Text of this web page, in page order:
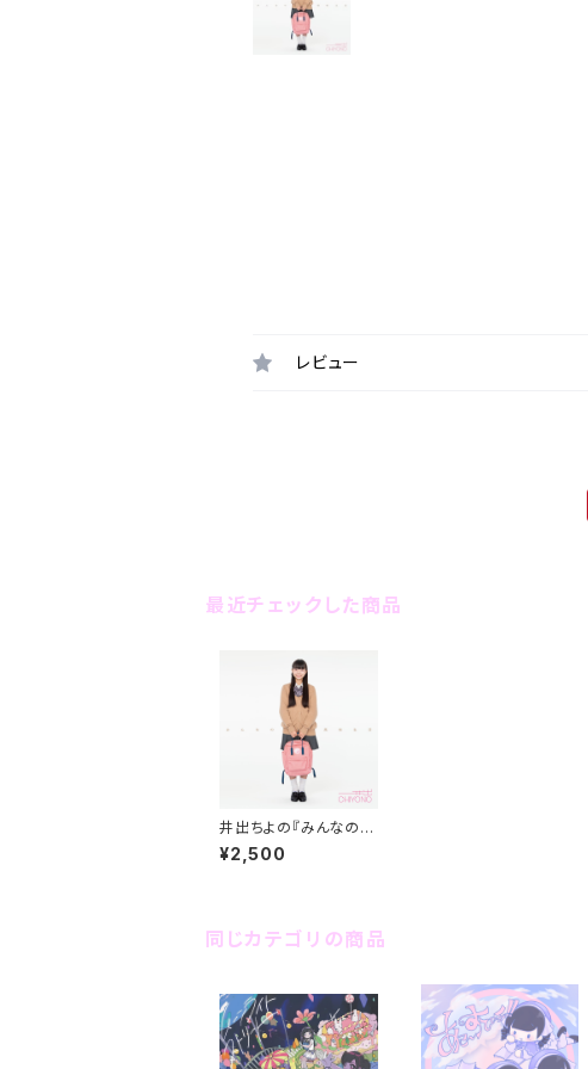
レビュー
最近チェックした商品
井出ちよの『みんなの高
校生活』（3rdAlbum）
¥2,500
同じカテゴリの商品